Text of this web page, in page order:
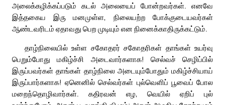
அலைக்கழிக்கப்படும் கடல் அலையைப் போன்றவர்கள். எனவே
இத்தகைய இரு மனமுள்ள, நிலையற்ற போக்குடையவர்கள்
ஆண்டவரிடம் ஏதாவது பெற முடியும் என நினைக்காதிருக்கட்டும்.
தாழ்நிலையில் உள்ள சகோதரர் சகோதரிகள் தாங்கள் உயர்வு
பெறும்போது மகிழ்ச்சி அடைவார்களாக! செல்வச் செழிப்பில்
இருப்பவர்கள் தாங்கள் தாழ்நிலை அடையும்போதும் மகிழ்ச்சியாய்
இருப்பார்களாக! ஏனெனில் செல்வர்கள் புல்வெளிப் பூவைப் போல
மறைந்தொழிவார்கள். கதிரவன் எழ, வெயில் ஏறிப் புல்